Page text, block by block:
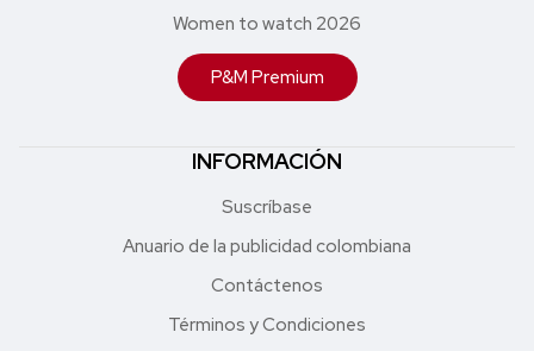
Women to watch 2026
P&M Premium
INFORMACIÓN
Suscríbase
Anuario de la publicidad colombiana
Contáctenos
Términos y Condiciones